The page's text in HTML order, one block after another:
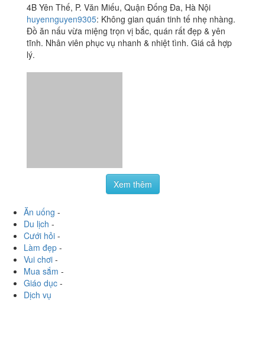
4B Yên Thế, P. Văn Miếu, Quận Đống Đa, Hà Nội
huyennguyen9305: Không gian quán tinh tế nhẹ nhàng.
Đồ ăn nấu vừa miệng trọn vị bắc, quán rất đẹp & yên
tĩnh. Nhân viên phục vụ nhanh & nhiệt tình. Giá cả hợp
lý.
Xem thêm
Ăn uống -
Du lịch -
Cưới hỏi -
Làm đẹp -
Vui chơi -
Mua sắm -
Giáo dục -
Dịch vụ